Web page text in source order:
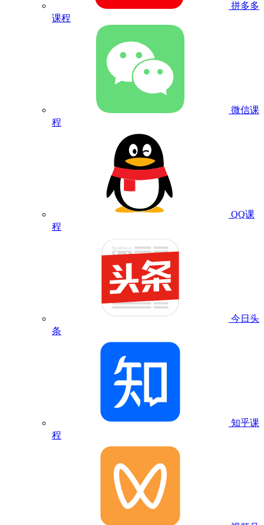
拼多多
课程
微信课
程
QQ课
程
今日头
条
知乎课
程